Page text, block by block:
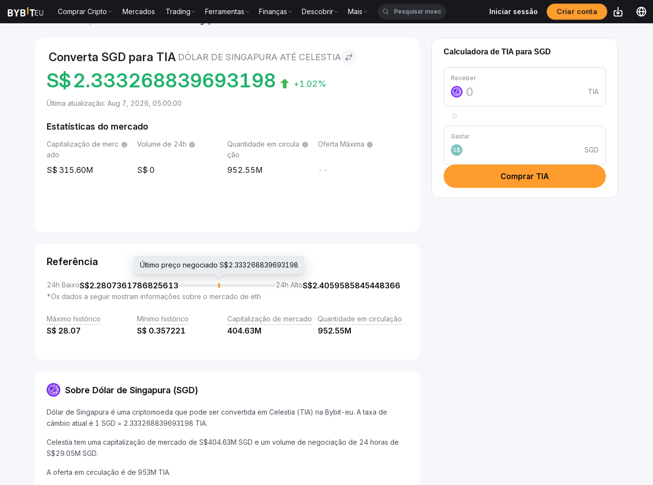
Comprar Cripto Mercados Trading Ferramentas Finanças Descobrir Mais Iniciar sessão Criar conta
Converta SGD para TIA DÓLAR DE SINGAPURA ATÉ CELESTIA
S$2.333268839693198 +1.02%
Última atualização: Aug 7, 2026, 05:00:00
Estatísticas do mercado
Capitalização de merc
ado
315.60M
Volume de 24h
0
Quantidade em circula
ção
952.55M
Oferta Máxima
--
Referência
24h BaixoS$2.2807361786825613
Último preço negociado S$2.333268839693198
24h AltoS$2.4059585845448366
*Os dados a seguir mostram informações sobre o mercado de eth
Máximo histórico
S$ 28.07
Mínimo histórico
S$ 0.357221
Capitalização de mercado
404.63M
Quantidade em circulação
952.55M
Sobre Dólar de Singapura (SGD)
Dólar de Singapura é uma criptomoeda que pode ser convertida em Celestia (TIA) na Bybit-eu. A taxa de
câmbio atual é 1 SGD = 2.333268839693198 TIA.
Celestia tem uma capitalização de mercado de S$404.63M SGD e um volume de negociação de 24 horas de
S$29.05M SGD.
A oferta em circulação é de 953M TIA.
Calculadora de TIA para SGD
Receber
TIA
Gastar
S$
SGD
Comprar TIA